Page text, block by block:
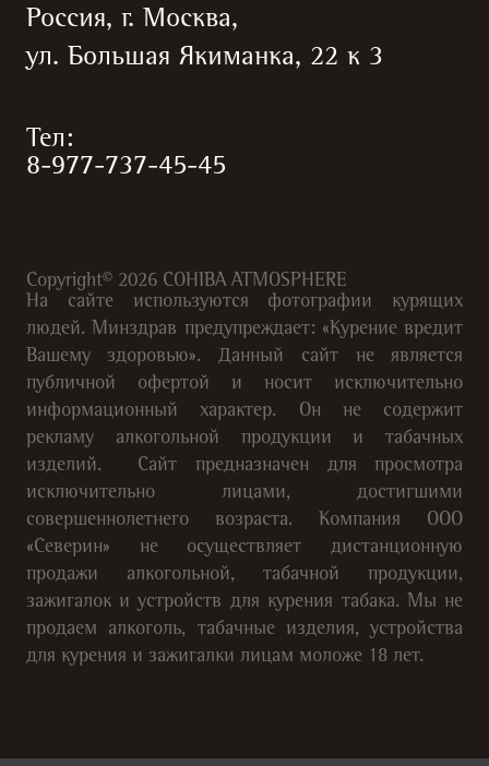
Россия, г. Москва,
ул. Большая Якиманка, 22 к 3
Тел:
8-977-737-45-45
Copyright© 2026COHIBA ATMOSPHERE
На сайте используются фотографии курящих
людей. Минздрав предупреждает: «Курение вредит
Вашему здоровью». Данный сайт не является
публичной офертой и носит исключительно
информационный характер. Он не содержит
рекламу алкогольной продукции и табачных
изделий. Сайт предназначен для просмотра
исключительно лицами, достигшими
совершеннолетнего возраста. Компания ООО
«Северин» не осуществляет дистанционную
продажи алкогольной, табачной продукции,
зажигалок и устройств для курения табака. Мы не
продаем алкоголь, табачные изделия, устройства
для курения и зажигалки лицам моложе 18 лет.